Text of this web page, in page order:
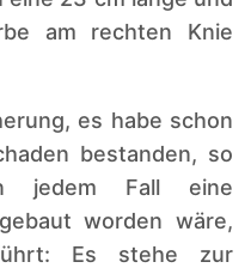
am rechten Knie
es habe schon
bestanden, so
jedem Fall eine
worden wäre,
Es stehe zur